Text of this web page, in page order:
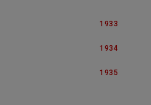
1933
1934
1935